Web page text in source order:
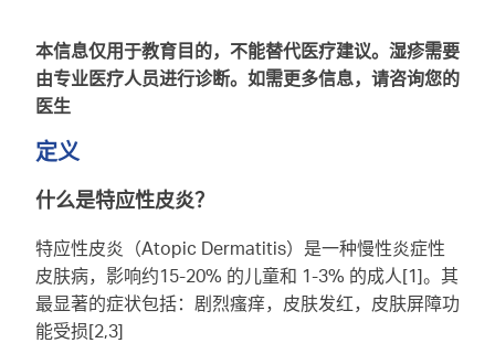
本信息仅用于教育目的，不能替代医疗建议。湿疹需要
由专业医疗人员进行诊断。如需更多信息，请咨询您的
医生
定义
什么是特应性皮炎？
特应性皮炎（Atopic Dermatitis）是一种慢性炎症性
皮肤病，影响约15-20% 的儿童和 1-3% 的成人[1]。其
最显著的症状包括：剧烈瘙痒，皮肤发红，皮肤屏障功
能受损[2,3]